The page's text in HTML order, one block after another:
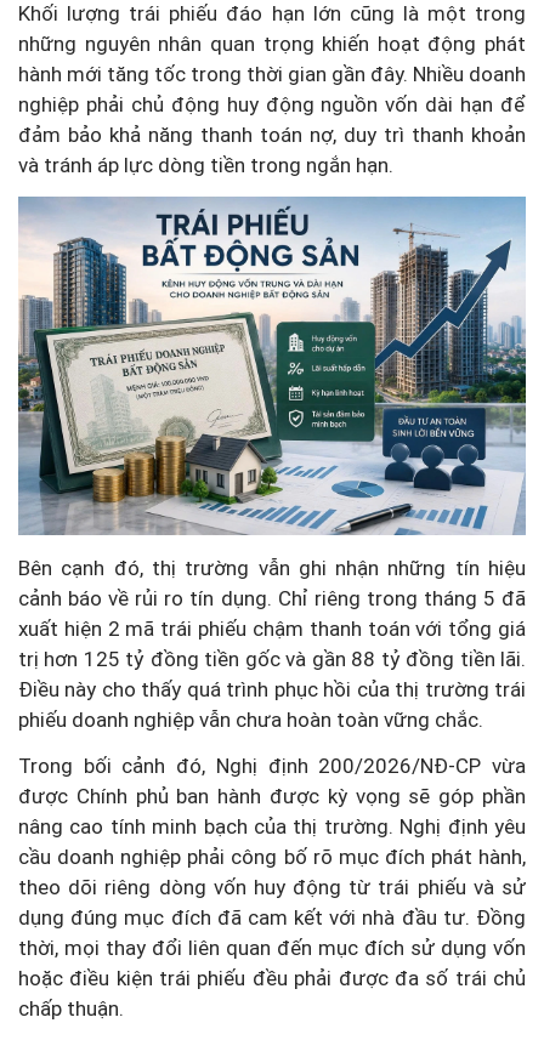
Khối lượng trái phiếu đáo hạn lớn cũng là một trong
những nguyên nhân quan trọng khiến hoạt động phát
hành mới tăng tốc trong thời gian gần đây. Nhiều doanh
nghiệp phải chủ động huy động nguồn vốn dài hạn để
đảm bảo khả năng thanh toán nợ, duy trì thanh khoản
và tránh áp lực dòng tiền trong ngắn hạn.
Bên cạnh đó, thị trường vẫn ghi nhận những tín hiệu
cảnh báo về rủi ro tín dụng. Chỉ riêng trong tháng 5 đã
xuất hiện 2 mã trái phiếu chậm thanh toán với tổng giá
trị hơn 125 tỷ đồng tiền gốc và gần 88 tỷ đồng tiền lãi.
Điều này cho thấy quá trình phục hồi của thị trường trái
phiếu doanh nghiệp vẫn chưa hoàn toàn vững chắc.
Trong bối cảnh đó, Nghị định 200/2026/NĐ-CP vừa
được Chính phủ ban hành được kỳ vọng sẽ góp phần
nâng cao tính minh bạch của thị trường. Nghị định yêu
cầu doanh nghiệp phải công bố rõ mục đích phát hành,
theo dõi riêng dòng vốn huy động từ trái phiếu và sử
dụng đúng mục đích đã cam kết với nhà đầu tư. Đồng
thời, mọi thay đổi liên quan đến mục đích sử dụng vốn
hoặc điều kiện trái phiếu đều phải được đa số trái chủ
chấp thuận.